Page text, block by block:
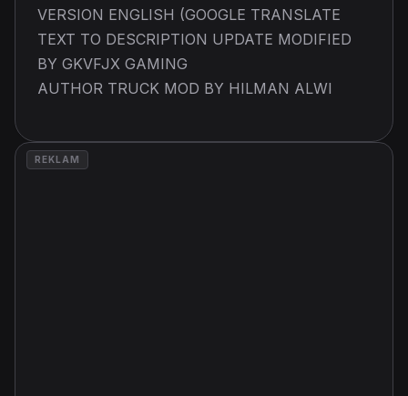
VERSION ENGLISH (GOOGLE TRANSLATE
TEXT TO DESCRIPTION UPDATE MODIFIED
BY GKVFJX GAMING
AUTHOR TRUCK MOD BY HILMAN ALWI
REKLAM